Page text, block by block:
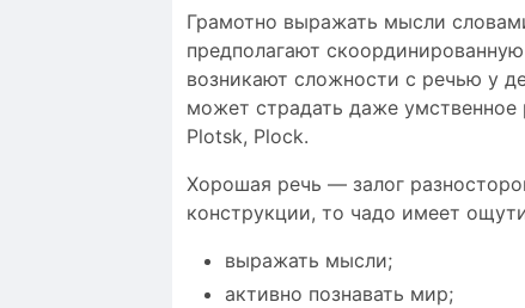
Грамотно выражать мысли
предполагают
возникают сложности c речью у
может страдать даже умственное
Plotsk, Plock.
Хорошая речь — залог
конструкции, то чадо имеет
выражать мысли;
активно познавать мир;